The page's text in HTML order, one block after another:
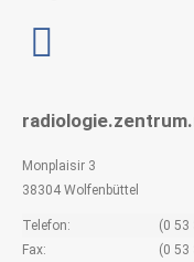
Monplaisir 3
38304 Wolfenbüttel
Telefon:
(0 53
Fax:
(0 53